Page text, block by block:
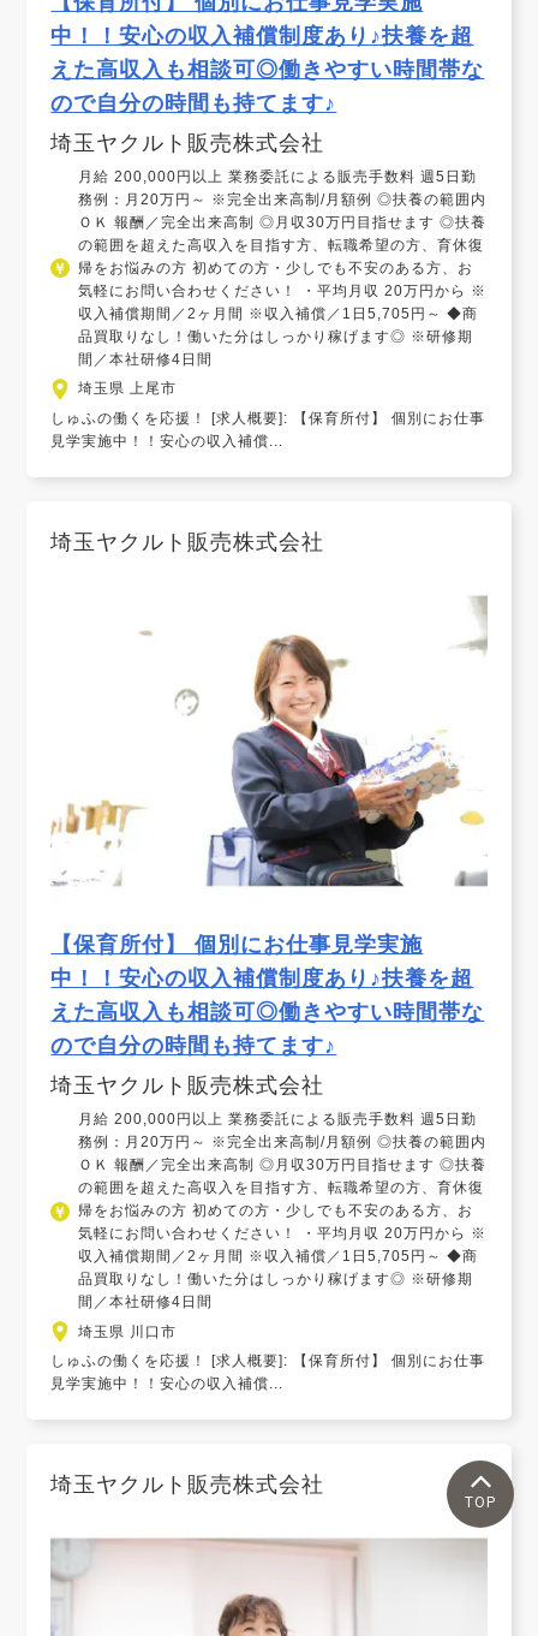
中！！安心の収入補償制度あり♪扶養を超
えた高収入も相談可◎働きやすい時間帯な
ので自分の時間も持てます♪
埼玉ヤクルト販売株式会社
月給 200,000円以上 業務委託による販売手数料 週5日勤
務例：月20万円～ ※完全出来高制/月額例 ◎扶養の範囲内
ＯＫ 報酬／完全出来高制 ◎月収30万円目指せます ◎扶養
の範囲を超えた高収入を目指す方、転職希望の方、育休復
帰をお悩みの方 初めての方・少しでも不安のある方、お
気軽にお問い合わせください！ ・平均月収 20万円から ※
収入補償期間／2ヶ月間 ※収入補償／1日5,705円～ ◆商
品買取りなし！働いた分はしっかり稼げます◎ ※研修期
間／本社研修4日間
埼玉県 上尾市
しゅふの働くを応援！ [求人概要]: 【保育所付】 個別にお仕事
見学実施中！！安心の収入補償...
埼玉ヤクルト販売株式会社
【保育所付】 個別にお仕事見学実施
中！！安心の収入補償制度あり♪扶養を超
えた高収入も相談可◎働きやすい時間帯な
ので自分の時間も持てます♪
埼玉ヤクルト販売株式会社
月給 200,000円以上 業務委託による販売手数料 週5日勤
務例：月20万円～ ※完全出来高制/月額例 ◎扶養の範囲内
ＯＫ 報酬／完全出来高制 ◎月収30万円目指せます ◎扶養
の範囲を超えた高収入を目指す方、転職希望の方、育休復
帰をお悩みの方 初めての方・少しでも不安のある方、お
気軽にお問い合わせください！ ・平均月収 20万円から ※
収入補償期間／2ヶ月間 ※収入補償／1日5,705円～ ◆商
品買取りなし！働いた分はしっかり稼げます◎ ※研修期
間／本社研修4日間
埼玉県 川口市
しゅふの働くを応援！ [求人概要]: 【保育所付】 個別にお仕事
見学実施中！！安心の収入補償...
埼玉ヤクルト販売株式会社
TOP